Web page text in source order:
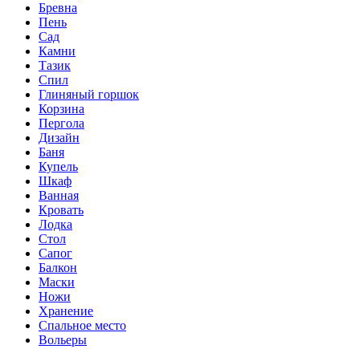
Бревна
Пень
Сад
Камни
Тазик
Спил
Глиняный горшок
Корзина
Пергола
Дизайн
Баня
Купель
Шкаф
Ванная
Кровать
Лодка
Стол
Сапог
Балкон
Маски
Ножи
Хранение
Спальное место
Вольеры